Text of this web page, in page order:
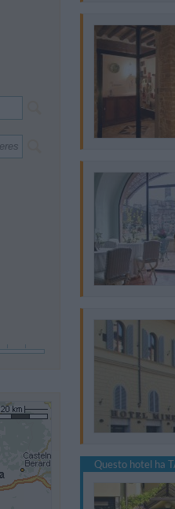
Questo hotel ha